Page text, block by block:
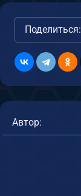
Поделиться:
Автор: